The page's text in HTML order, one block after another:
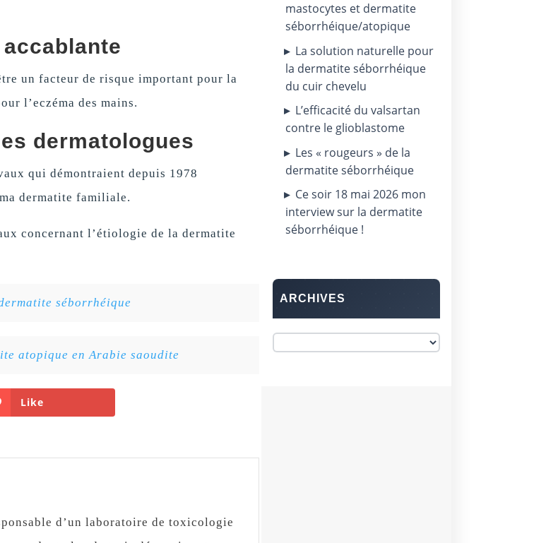
un facteur de risque important pour la
l’eczéma des mains.
dermatologues
qui démontraient depuis 1978
dermatite familiale.
concernant l’étiologie de la dermatite
séborrhéique
atopique en Arabie saoudite
Like
d’un laboratoire de toxicologie
mastocytes et dermatite
séborrhéique/atopique
La solution naturelle pour
la dermatite séborrhéique
du cuir chevelu
L’efficacité du valsartan
contre le glioblastome
Les « rougeurs » de la
dermatite séborrhéique
Ce soir 18 mai 2026 mon
interview sur la dermatite
séborrhéique !
ARCHIVES